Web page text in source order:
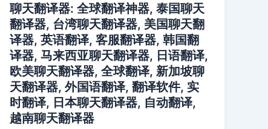
聊天翻译器: 全球翻译神器, 泰国聊天
翻译器, 台湾聊天翻译器, 美国聊天翻
译器, 英语翻译, 客服翻译器, 韩国翻
译器, 马来西亚聊天翻译器, 日语翻译,
欧美聊天翻译器, 全球翻译, 新加坡聊
天翻译器, 外国语翻译, 翻译软件, 实
时翻译, 日本聊天翻译器, 自动翻译,
越南聊天翻译器